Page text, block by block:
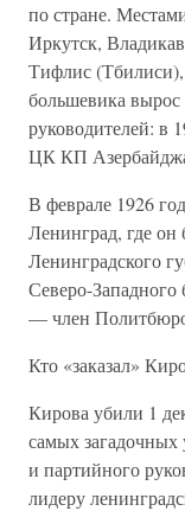
по стране.
Иркутск,
Тифлис (Тбилиси),
большевика
руководителей: в
ЦК КП
В феврале 1926
Ленинград, где
Ленинградского
Северо-
— член
Кто «заказал»
Кирова убили 1
самых загадочных
и партийного
лидеру